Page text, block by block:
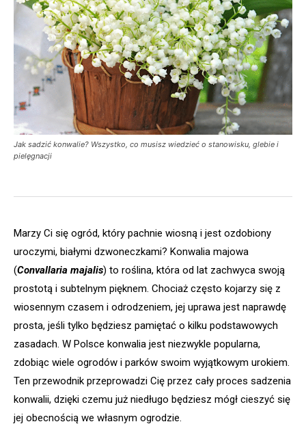
Jak sadzić konwalie? Wszystko, co musisz wiedzieć o stanowisku, glebie i
pielęgnacji
Marzy Ci się ogród, który pachnie wiosną i jest ozdobiony
uroczymi, białymi dzwoneczkami? Konwalia majowa
(Convallaria majalis) to roślina, która od lat zachwyca swoją
prostotą i subtelnym pięknem. Chociaż często kojarzy się z
wiosennym czasem i odrodzeniem, jej uprawa jest naprawdę
prosta, jeśli tylko będziesz pamiętać o kilku podstawowych
zasadach. W Polsce konwalia jest niezwykle popularna,
zdobiąc wiele ogrodów i parków swoim wyjątkowym urokiem.
Ten przewodnik przeprowadzi Cię przez cały proces sadzenia
konwalii, dzięki czemu już niedługo będziesz mógł cieszyć się
jej obecnością we własnym ogrodzie.